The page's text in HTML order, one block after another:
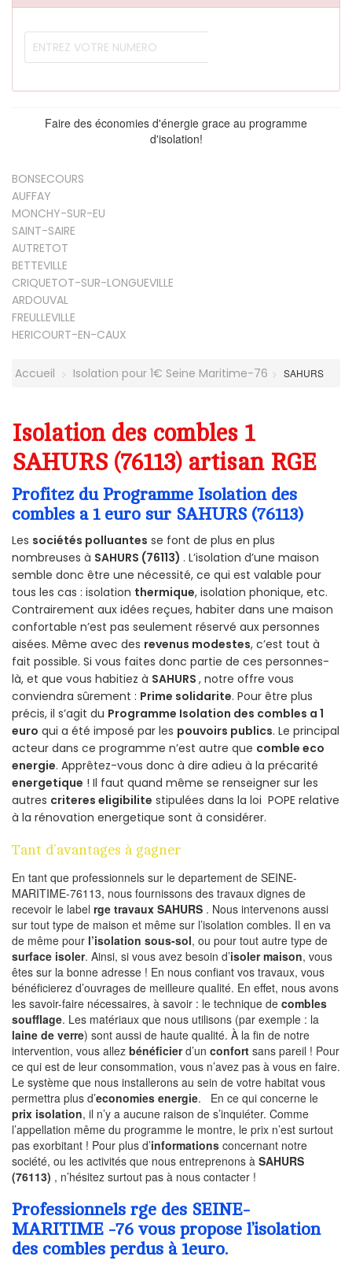
Faire des économies d'énergie grace au programme
d'isolation!
BONSECOURS
AUFFAY
MONCHY-SUR-EU
SAINT-SAIRE
AUTRETOT
BETTEVILLE
CRIQUETOT-SUR-LONGUEVILLE
ARDOUVAL
FREULLEVILLE
HERICOURT-EN-CAUX
Accueil Isolation pour 1€ Seine Maritime-76 SAHURS
Isolation des combles 1
SAHURS (76113) artisan RGE
Profitez du Programme Isolation des
combles a 1 euro sur SAHURS (76113)
Les sociétés polluantes se font de plus en plus
nombreuses à SAHURS (76113) . L’isolation d’une maison
semble donc être une nécessité, ce qui est valable pour
tous les cas : isolation thermique, isolation phonique, etc.
Contrairement aux idées reçues, habiter dans une maison
confortable n’est pas seulement réservé aux personnes
aisées. Même avec des revenus modestes, c’est tout à
fait possible. Si vous faites donc partie de ces personnes-
là, et que vous habitiez à SAHURS , notre offre vous
conviendra sûrement : Prime solidarite. Pour être plus
précis, il s’agit du Programme Isolation des combles a 1
euro qui a été imposé par les pouvoirs publics. Le principal
acteur dans ce programme n’est autre que comble eco
energie. Apprêtez-vous donc à dire adieu à la précarité
energetique ! Il faut quand même se renseigner sur les
autres criteres eligibilite stipulées dans la loi POPE relative
à la rénovation energetique sont à considérer.
Tant d’avantages à gagner
En tant que professionnels sur le departement de SEINE-
MARITIME-76113, nous fournissons des travaux dignes de
recevoir le label rge travaux SAHURS . Nous intervenons aussi
sur tout type de maison et même sur l’isolation combles. Il en va
de même pour l’isolation sous-sol, ou pour tout autre type de
surface isoler. Ainsi, si vous avez besoin d’isoler maison, vous
êtes sur la bonne adresse ! En nous confiant vos travaux, vous
bénéficierez d’ouvrages de meilleure qualité. En effet, nous avons
les savoir-faire nécessaires, à savoir : le technique de combles
soufflage. Les matériaux que nous utilisons (par exemple : la
laine de verre) sont aussi de haute qualité. À la fin de notre
intervention, vous allez bénéficierd’un confort sans pareil ! Pour
ce qui est de leur consommation, vous n’avez pas à vous en faire.
Le système que nous installerons au sein de votre habitat vous
permettra plus d’economies energie. En ce qui concerne le
prix isolation, il n’y a aucune raison de s’inquiéter. Comme
l’appellation même du programme le montre, le prix n’est surtout
pas exorbitant ! Pour plus d’informations concernant notre
société, ou les activités que nous entreprenons à SAHURS
(76113) , n’hésitez surtout pas à nous contacter !
Professionnels rge des SEINE-
MARITIME -76 vous propose l’isolation
des combles perdus à 1euro.